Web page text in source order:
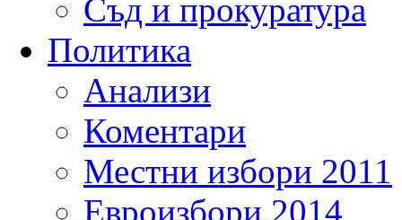
Съд и прокуратура
Политика
Анализи
Коментари
Местни избори 2011
Евроизбори 2014